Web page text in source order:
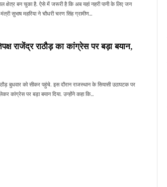
क्षेत्र बन चुका है. ऐसे में जरूरी है कि अब यहां नहरी पानी के लिए जन
सुभाष महरिया ने चौधरी चरण सिंह ग्रामीण…
राजेंद्र राठौड़ का कांग्रेस पर बड़ा बयान,
बुधवार को सीकर पहुंचे. इस दौरान राजस्थान के सियासी उठापटक पर
कांग्रेस पर बड़ा बयान दिया. उन्होंने कहा कि…